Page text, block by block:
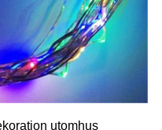
utomhus